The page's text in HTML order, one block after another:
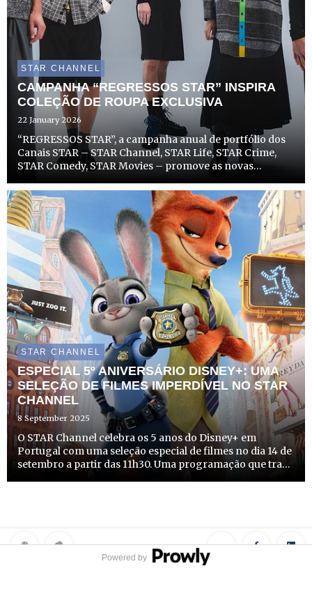
STAR CHANNEL
CAMPANHA “REGRESSOS STAR” INSPIRA
COLEÇÃO DE ROUPA EXCLUSIVA
22 January 2026
“REGRESSOS STAR”, a campanha anual de portfólio dos
Canais STAR – STAR Channel, STAR Life, STAR Crime,
STAR Comedy, STAR Movies – promove as novas
um toque de nostalgia modernizada, para mostrar que
aquilo que nos ...
STAR CHANNEL
ESPECIAL 5º ANIVERSÁRIO DISNEY+: UMA
SELEÇÃO DE FILMES IMPERDÍVEL NO STAR
CHANNEL
8 September 2025
O STAR Channel celebra os 5 anos do Disney+ em
Portugal com uma seleção especial de filmes no dia 14 de
setembro a partir das 11h30. Uma programação que traz
Powered by